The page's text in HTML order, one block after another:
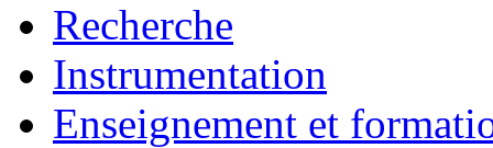
Recherche
Instrumentation
Enseignement et